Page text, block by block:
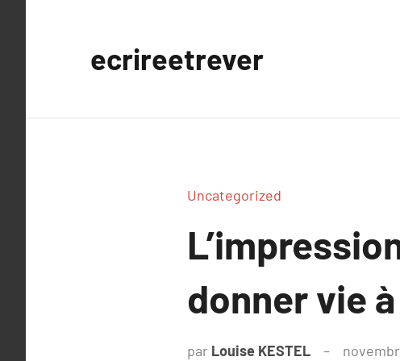
ecrireetrever
Uncategorized
donner vie
par Louise KESTEL